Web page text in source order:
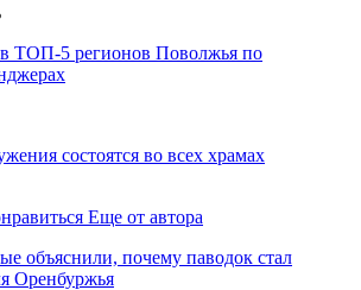
ТОП-5 регионов Поволжья по
состоятся во всех храмах
Еще от автора
объяснили, почему паводок стал
Оренбуржья